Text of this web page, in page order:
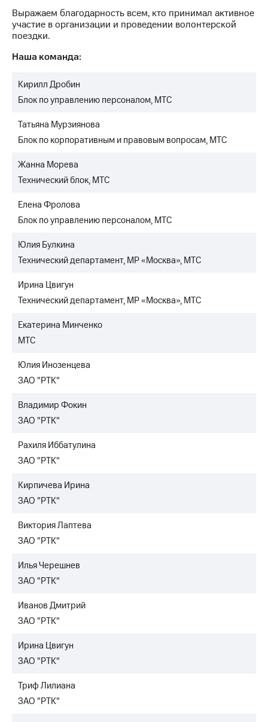
Выражаем благодарность всем, кто принимал активное
участие в организации и проведении волонтерской
поездки.
Наша команда:
Кирилл Дробин
Блок по управлению персоналом, МТС
Татьяна Мурзиянова
Блок по корпоративным и правовым вопросам, МТС
Жанна Морева
Технический блок, МТС
Елена Фролова
Блок по управлению персоналом, МТС
Юлия Булкина
Технический департамент, МР «Москва», МТС
Ирина Цвигун
Технический департамент, МР «Москва», МТС
Екатерина Минченко
МТС
Юлия Инозенцева
ЗАО "РТК"
Владимир Фокин
ЗАО "РТК"
Рахиля Иббатулина
ЗАО "РТК"
Кирпичева Ирина
ЗАО "РТК"
Виктория Лаптева
ЗАО "РТК"
Илья Черешнев
ЗАО "РТК"
Иванов Дмитрий
ЗАО "РТК"
Ирина Цвигун
ЗАО "РТК"
Триф Лилиана
ЗАО "РТК"